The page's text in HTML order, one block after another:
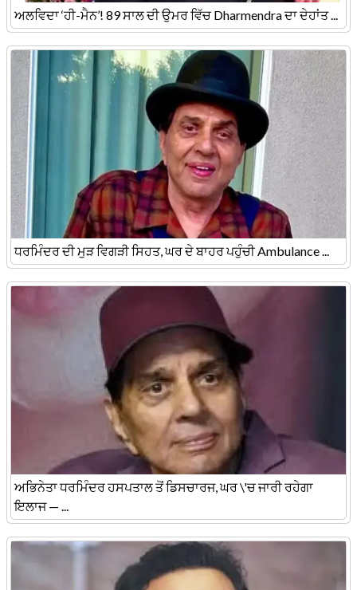
ਅਲਵਿਦਾ ‘ਹੀ-ਮੈਨ’! 89 ਸਾਲ ਦੀ ਉਮਰ ਵਿੱਚ Dharmendra ਦਾ ਦੇਹਾਂਤ ...
ਧਰਮਿੰਦਰ ਦੀ ਮੁੜ ਵਿਗੜੀ ਸਿਹਤ, ਘਰ ਦੇ ਬਾਹਰ ਪਹੁੰਚੀ Ambulance ...
ਅਭਿਨੇਤਾ ਧਰਮਿੰਦਰ ਹਸਪਤਾਲ ਤੋਂ ਡਿਸਚਾਰਜ, ਘਰ \'ਚ ਜਾਰੀ ਰਹੇਗਾ
ਇਲਾਜ — ...